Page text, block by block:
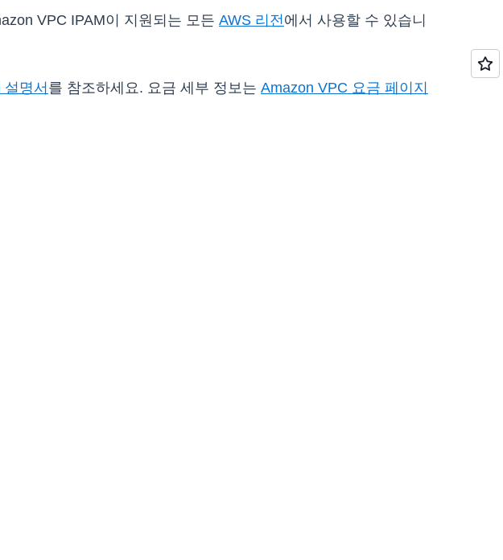
VPC IPAM이 지원되는 모든 AWS 리전에서 사용할 수 있습니
명서 를 참조하세요. 요금 세부 정보는 Amazon VPC 요금 페이지